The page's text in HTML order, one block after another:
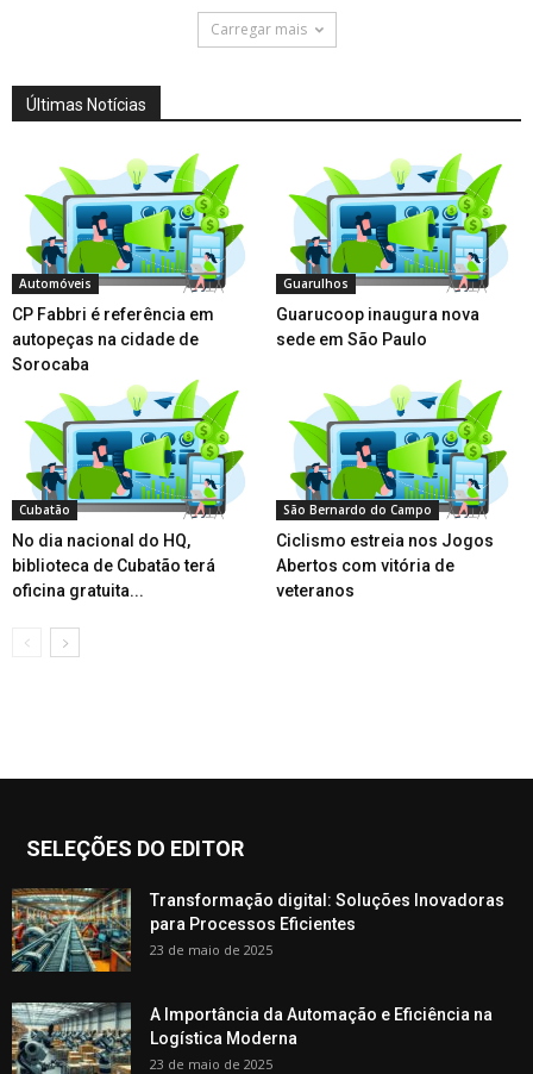
Carregar mais
Últimas Notícias
Automóveis
CP Fabbri é referência em
autopeças na cidade de
Sorocaba
Guarulhos
Guarucoop inaugura nova
sede em São Paulo
Cubatão
No dia nacional do HQ,
biblioteca de Cubatão terá
oficina gratuita...
São Bernardo do Campo
Ciclismo estreia nos Jogos
Abertos com vitória de
veteranos
SELEÇÕES DO EDITOR
Transformação digital: Soluções Inovadoras
para Processos Eficientes
23 de maio de 2025
A Importância da Automação e Eficiência na
Logística Moderna
23 de maio de 2025